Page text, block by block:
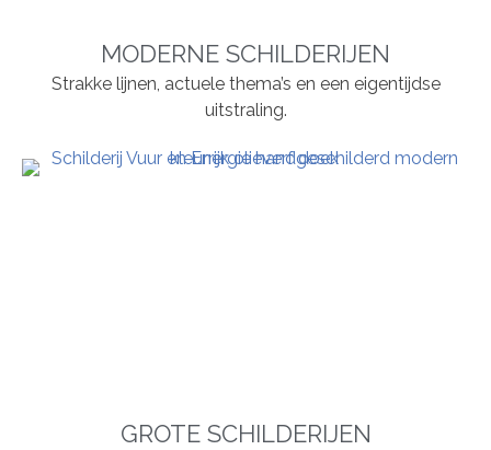
MODERNE SCHILDERIJEN
Strakke lijnen, actuele thema’s en een eigentijdse
uitstraling.
GROTE SCHILDERIJEN